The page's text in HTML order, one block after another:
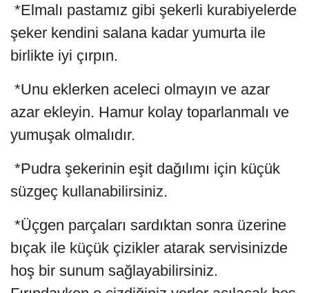
*Elmalı pastamız gibi şekerli kurabiyelerde
şeker kendini salana kadar yumurta ile
birlikte iyi çırpın.
*Unu eklerken aceleci olmayın ve azar
azar ekleyin. Hamur kolay toparlanmalı ve
yumuşak olmalıdır.
*Pudra şekerinin eşit dağılımı için küçük
süzgeç kullanabilirsiniz.
*Üçgen parçaları sardıktan sonra üzerine
bıçak ile küçük çizikler atarak servisinizde
hoş bir sunum sağlayabilirsiniz.